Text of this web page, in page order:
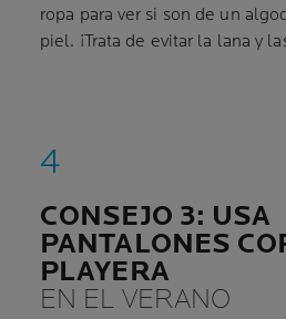
ropa para ver si son de un
piel. ¡Trata de evitar la lana y
CONSEJO 3: USA
PANTALONES
PLAYERA
EN EL VERANO